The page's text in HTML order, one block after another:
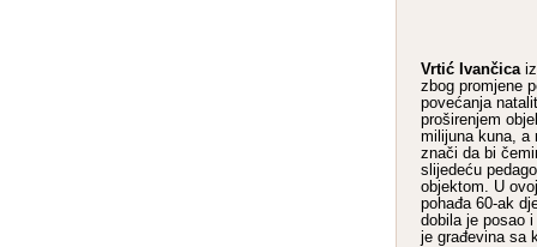
Vrtić Ivančica
zbog promjene
povećanja
proširenjem
milijuna kuna, a
znači da bi
slijedeću
objektom. U
pohađa 60-ak
dobila je posao
je građevina sa